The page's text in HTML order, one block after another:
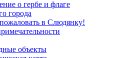
о гербе и флаге
города
в Слюдянку!
объекты